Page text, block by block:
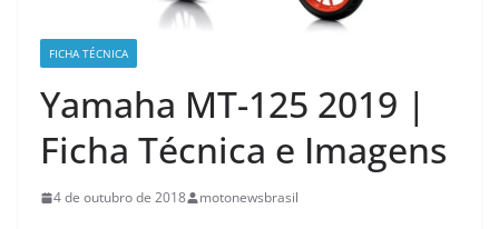
FICHA TÉCNICA
Yamaha MT-125 2019 |
Ficha Técnica e Imagens
4 de outubro de 2018 motonewsbrasil